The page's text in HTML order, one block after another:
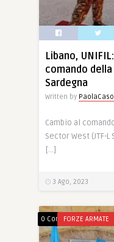
Libano,
comando della
Sardegna
Written by
Cambio al
Sector West (JTF-
[…]
3 Ago, 2023
0 CommentsFORZE ARMATE